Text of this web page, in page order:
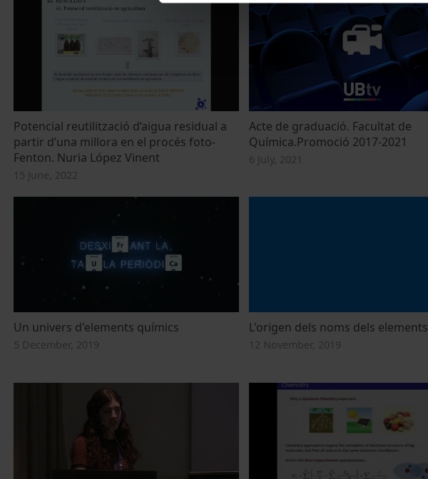
Potencial reutilització d’aigua residual a
partir d’una millora en el procés foto-
Fenton. Nuria López Vinent
15 June, 2022
Acte de graduació. Facultat de
Química.Promoció 2017-2021
6 July, 2021
Un univers d'elements químics
5 December, 2019
L'origen dels noms dels elements
12 November, 2019